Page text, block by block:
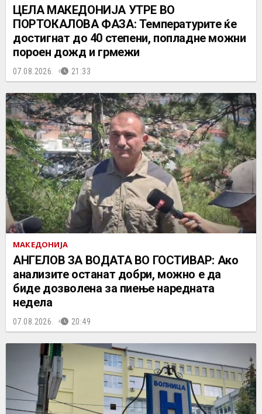
ЦЕЛА МАКЕДОНИЈА УТРЕ ВО
ПОРТОКАЛОВА ФАЗА: Температурите ќе
достигнат до 40 степени, попладне можни
пороен дожд и грмежи
07.08.2026. 21:33
МАКЕДОНИЈА
АНГЕЛОВ ЗА ВОДАТА ВО ГОСТИВАР: Ако
анализите останат добри, можно е да
биде дозволена за пиење наредната
недела
07.08.2026. 20:49